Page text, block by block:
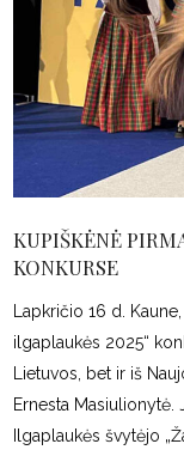
KUPIŠKĖNĖ
KONKURSE
Lapkričio 16 d.
ilgaplaukės 2025“
Lietuvos, bet ir iš
Ernesta Masiulionytė.
Ilgaplaukės švytėjo